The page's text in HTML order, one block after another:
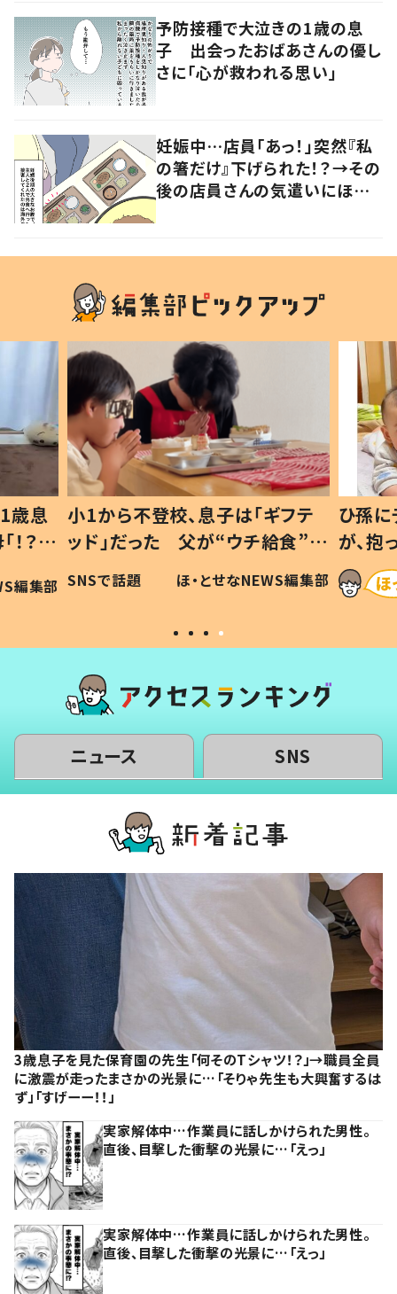
予防接種で大泣きの1歳の息
子 出会ったおばあさんの優し
さに「心が救われる思い」
妊娠中…店員「あっ！」突然『私
の箸だけ』下げられた！？→その
後の店員さんの気遣いにほっこ
フテ
給食”を
編集部
ひ孫にデレデレな80歳じいじ
が、抱っこすると…ひ孫の反応に
「涙が出ました」「可愛くて仕方な
い」
ほ・とせなNEWS編集部
ニュース SNS
3歳息子を見た保育園の先生「何そのTシャツ！？」→職員全員
に激震が走ったまさかの光景に…「そりゃ先生も大興奮するは
ず」「すげーー！！」
実家解体中…作業員に話しかけられた男性。
直後、目撃した衝撃の光景に…「えっ」
実家解体中…作業員に話しかけられた男性。
直後、目撃した衝撃の光景に…「えっ」